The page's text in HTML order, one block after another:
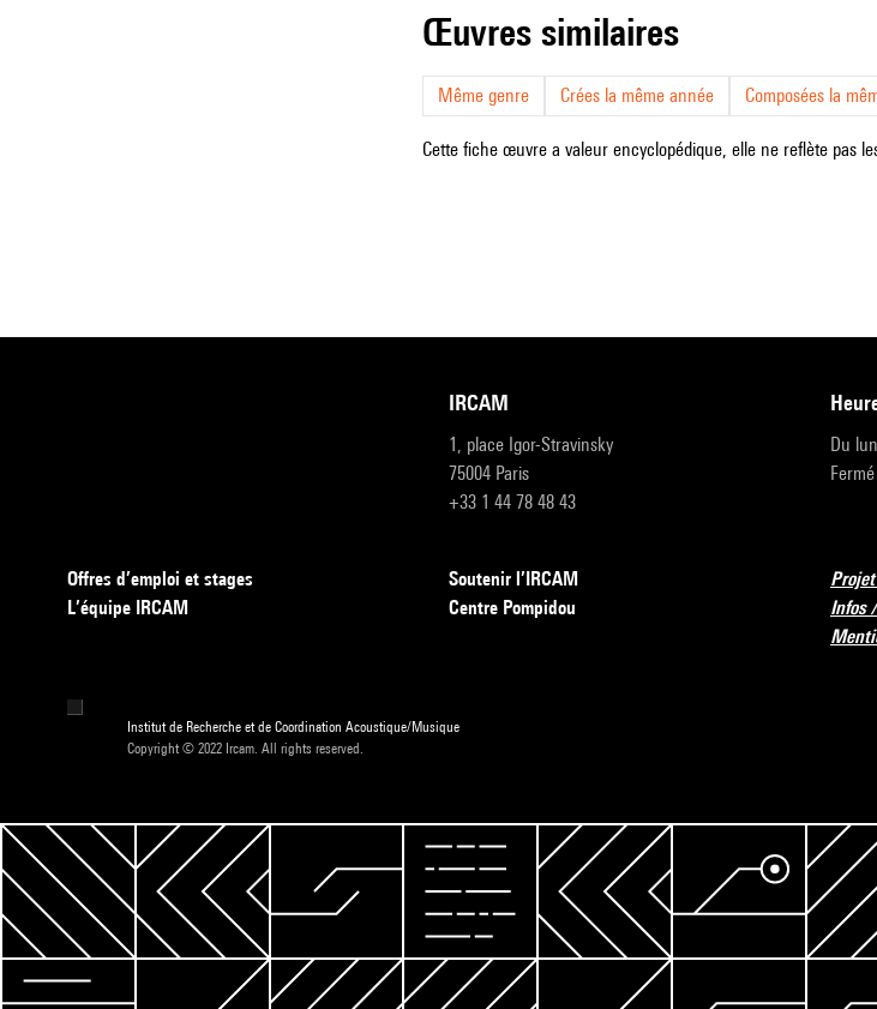
œuvres similaires
Même genre Crées la même année Composées la
Cette fiche œuvre a valeur encyclopédique, elle ne reflète pas
IRCAM
1, place Igor-Stravinsky
75004 Paris
+33 1 44 78 48 43
Du
Offres d’emploi et stages
L’équipe IRCAM
Soutenir l’IRCAM
Centre Pompidou
Infos
Institut de Recherche et de Coordination Acoustique/Musique
Copyright © 2022 Ircam. All rights reserved.